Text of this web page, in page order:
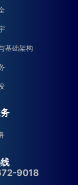
基础架构
9018